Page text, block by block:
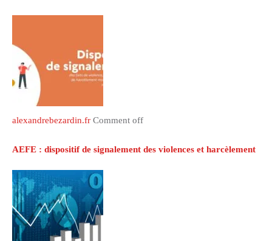
alexandrebezardin.fr Comment off
AEFE : dispositif de signalement des violences et harcèlement